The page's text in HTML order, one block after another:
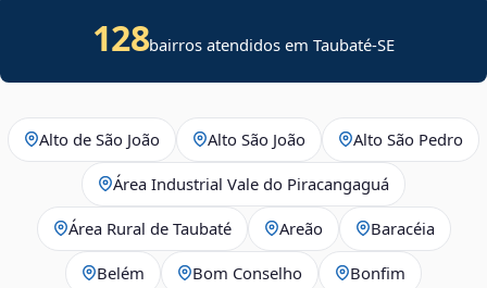
128bairros atendidos emTaubaté-SE
Alto de São João Alto São João Alto São Pedro
Área Industrial Vale do Piracangaguá
Área Rural de Taubaté Areão Baracéia
Belém Bom Conselho Bonfim